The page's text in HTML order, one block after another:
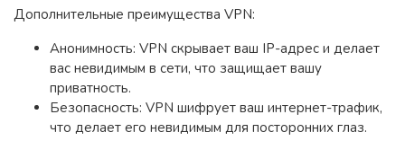
Дополнительные преимущества VPN:
Анонимность: VPN скрывает ваш IP-адрес и делает
вас невидимым в сети, что защищает вашу
приватность.
Безопасность: VPN шифрует ваш интернет-трафик,
что делает его невидимым для посторонних глаз.